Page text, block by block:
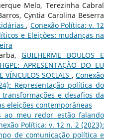
Melo, Terezinha Cabral
Cyntia Carolina Beserra
, Conexão Política: v. 12
e Eleições: mudanças na
GUILHERME BOULOS E
APRESENTAÇÃO DO EU
VÍNCULOS SOCIAIS ,Conexão
Representação política do
e desafios da
eleições contemporâneas
ao meu redor estão falando
Política: v. 12 n. 2 (2023):
de comunicação política e